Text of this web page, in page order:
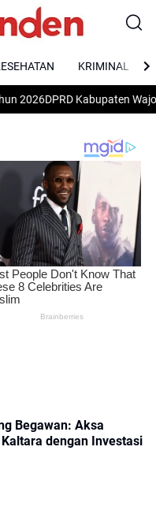
KRIMINAL
Kabupaten WajoL-KONTAK
Begawan: Aksa
dengan Investasi